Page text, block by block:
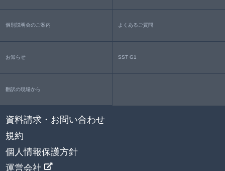
個別説明会のご案内 よくあるご質問
お知らせ SST G1
翻訳の現場から
資料請求・お問い合わせ
規約
個人情報保護方針
運営会社